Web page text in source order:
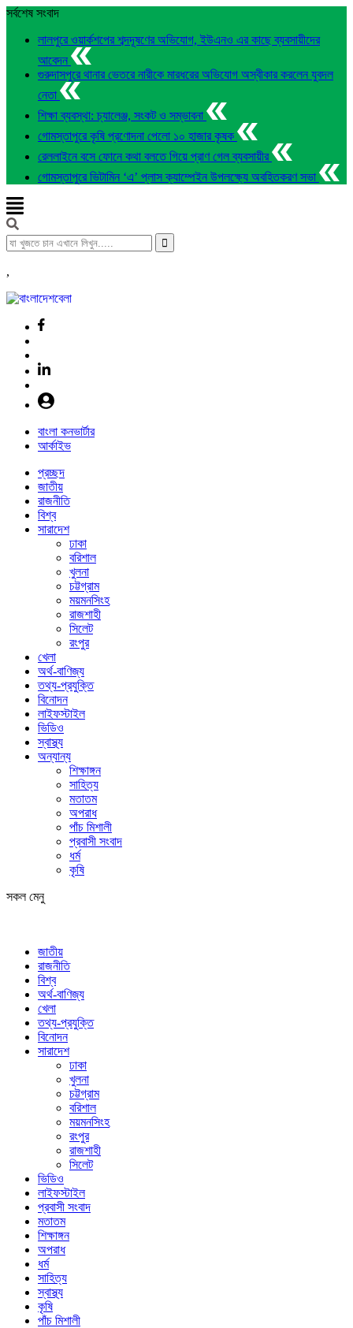
সর্বশেষ সংবাদ
লালপুরে ওয়ার্কশপের শব্দদূষণের অভিযোগ, ইউএনও এর কাছে ব্যবসায়ীদের
আবেদন
গুরুদাসপুরে থানার ভেতরে নারীকে মারধরের অভিযোগ অস্বীকার করলেন যুবদল
নেতা
শিক্ষা ব্যবস্থা: চ্যালেঞ্জ, সংকট ও সম্ভাবনা
গোমস্তাপুরে কৃষি প্রণোদনা পেলো ১০ হাজার কৃষক
রেললাইনে বসে ফোনে কথা বলতে গিয়ে প্রাণ গেল ব্যবসায়ীর
গোমস্তাপুরে ভিটামিন ‘এ’ প্লাস ক্যাম্পেইন উপলক্ষ্যে অবহিতকরণ সভা
,
বাংলা কনভার্টার
আর্কাইভ
প্রচ্ছদ
জাতীয়
রাজনীতি
বিশ্ব
সারাদেশ
ঢাকা
বরিশাল
খুলনা
চট্টগ্রাম
ময়মনসিংহ
রাজশাহী
সিলেট
রংপুর
খেলা
অর্থ-বাণিজ্য
তথ্য-প্রযুক্তি
বিনোদন
লাইফস্টাইল
ভিডিও
স্বাস্থ্য
অন্যান্য
শিক্ষাঙ্গন
সাহিত্য
মতাতম
অপরাধ
পাঁচ মিশালী
প্রবাসী সংবাদ
ধর্ম
কৃষি
সকল মেনু
জাতীয়
রাজনীতি
বিশ্ব
অর্থ-বাণিজ্য
খেলা
তথ্য-প্রযুক্তি
বিনোদন
সারাদেশ
ঢাকা
খুলনা
চট্টগ্রাম
বরিশাল
ময়মনসিংহ
রংপুর
রাজশাহী
সিলেট
ভিডিও
লাইফস্টাইল
প্রবাসী সংবাদ
মতাতম
শিক্ষাঙ্গন
অপরাধ
ধর্ম
সাহিত্য
স্বাস্থ্য
কৃষি
পাঁচ মিশালী